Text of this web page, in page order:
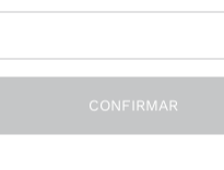
CONFIRMAR